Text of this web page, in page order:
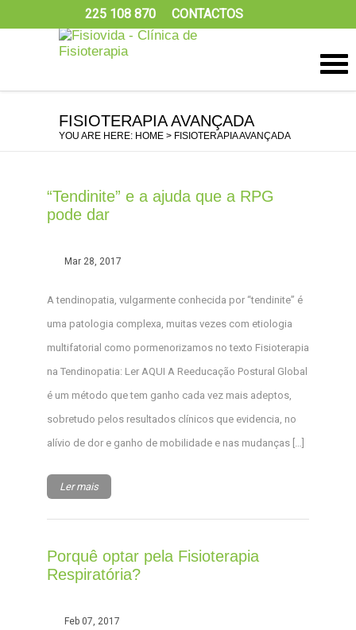
225 108 870 CONTACTOS
FISIOTERAPIA AVANÇADA
YOU ARE HERE: HOME > FISIOTERAPIA AVANÇADA
“Tendinite” e a ajuda que a RPG
pode dar
Mar 28, 2017
A tendinopatia, vulgarmente conhecida por “tendinite” é
uma patologia complexa, muitas vezes com etiologia
multifatorial como pormenorizamos no texto Fisioterapia
na Tendinopatia: Ler AQUI A Reeducação Postural Global
é um método que tem ganho cada vez mais adeptos,
sobretudo pelos resultados clínicos que evidencia, no
alívio de dor e ganho de mobilidade e nas mudanças […]
Ler mais
Porquê optar pela Fisioterapia
Respiratória?
Feb 07, 2017